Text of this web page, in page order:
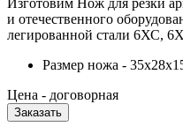
и отечественного
легированной стали 6ХС,
Размер ножа -
Цена - договорная
Заказать